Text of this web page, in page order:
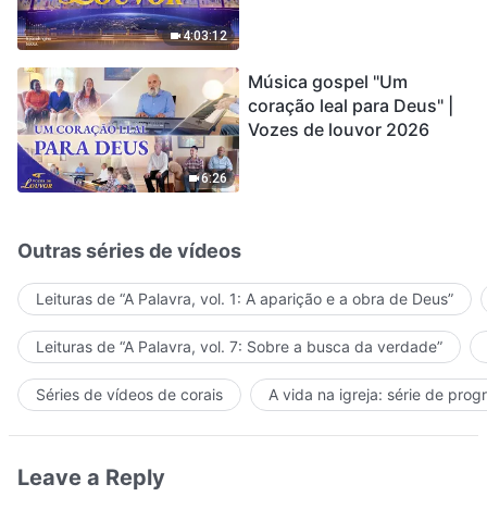
4:03:12
6:26
Música gospel "Um
coração leal para Deus" |
Vozes de louvor 2026
Outras séries de vídeos
Leituras de “A Palavra, vol. 1: A aparição e a obra de Deus”
Leituras de “A Palavra, vol. 7: Sobre a busca da verdade”
Séries de vídeos de corais A vida na igreja: série de
Leave a Reply